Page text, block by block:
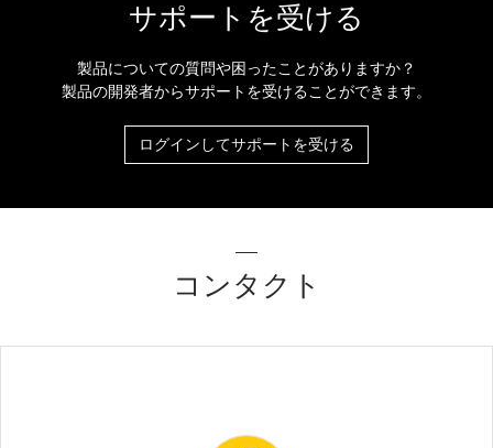
サポートを受ける
製品についての質問や困ったことがありますか？
製品の開発者からサポートを受けることができます。
ログインしてサポートを受ける
コンタクト